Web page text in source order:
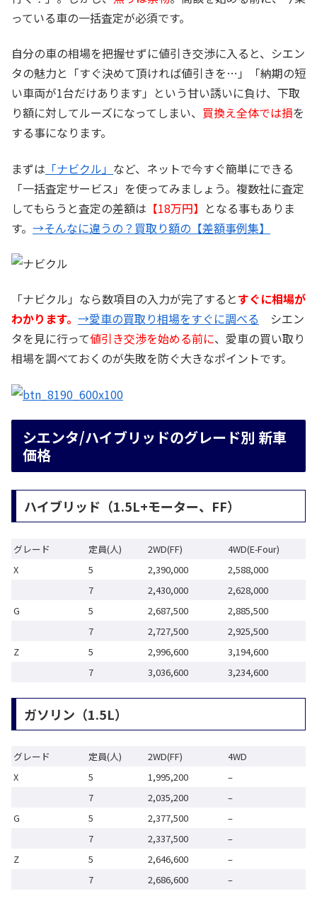
っている車の一括査定が必須です。
自分の車の相場を把握せずに値引き交渉に入ると、シエン
タの魅力と「すぐ決めて頂ければ値引きを…」「納期の短
い車両が1台だけあります」という甘い誘いに負け、下取
り額に対してルーズになってしまい、 買換え全体では損を
する事になります。
まずは 「ナビクル」 など、ネットで今すぐ簡単にできる
「一括査定サービス」を使ってみましょう。複数社に査定
してもらうと査定の差額は 【18万円】 となる事もありま
す。 →そんなに違うの？買取り額の【差額事例集】
「ナビクル」なら数項目の入力が完了するとすぐに相場が
わかります。 →愛車の買取り相場をすぐに調べる シエン
タを見に行って値引き交渉を始める前に、愛車の買い取り
相場を調べておくのが失敗を防ぐ大きなポイントです。
シエンタ/ハイブリッドのグレード別 新車
価格
ハイブリッド（1.5L+モーター、FF）
グレード 定員(人) 2WD(FF)
4WD(E-Four)
X
5 2,390,000
2,588,000
7
2,430,000
2,628,000
G
5 2,687,500
2,885,500
7
2,727,500
2,925,500
Z
5 2,996,600
3,194,600
7
3,036,600 3,234,600
ガソリン（1.5L）
グレード 定員(人) 2WD(FF)
4WD
X
5 1,995,200
–
7
2,035,200
–
G
5 2,377,500
–
7
2,337,500
–
Z
5 2,646,600
–
7
2,686,600 –